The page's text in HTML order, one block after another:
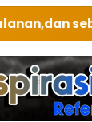
ini BRI